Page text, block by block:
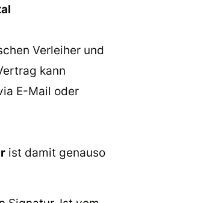
Verleiher und
kann
E-Mail oder
ist damit genauso